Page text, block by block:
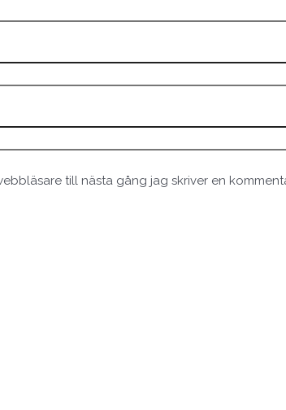
till nästa gång jag skriver en